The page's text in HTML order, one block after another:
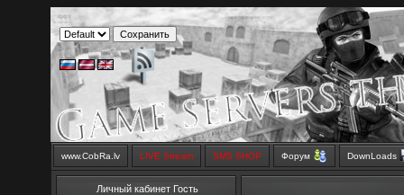
www.CobRa.lv LIVE Stream SMS SHOP Форум DownLoads
Личный кабинет Гость